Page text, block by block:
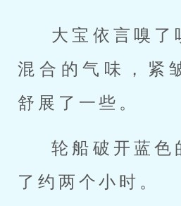
大宝依言嗅了
混合的气味，紧
舒展了一些。
轮船破开蓝色
了约两个小时。